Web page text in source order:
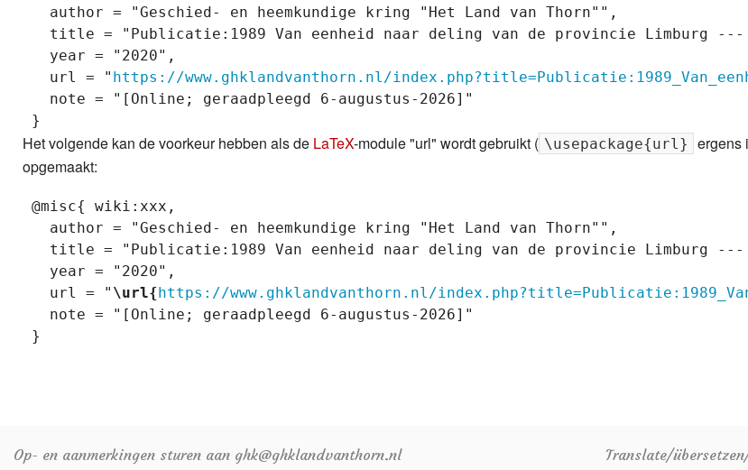
   author = "Geschied- en heemkundige kring "Het Land van Thorn"",
title = "Publicatie:1989 Van eenheid naar deling van de provincie Limburg
   year = "2020",
   url = "
https://www.ghklandvanthorn.nl/
   note = "[Online; geraadpleegd 6-augustus-2026]"
Het volgende kan de voorkeur hebben als de LaTeX-module "url" wordt gebruikt ( \usepackage{url}
ergens
opgemaakt:
@misc{ wiki:xxx,
   author = "Geschied- en heemkundige kring "Het Land van Thorn"",
title = "Publicatie:1989 Van eenheid naar deling van de provincie Limburg
   year = "2020",
   url = "
\url{https://www.ghklandvanthorn.nl/
   note = "[Online; geraadpleegd 6-augustus-2026]"
Op- en aanmerkingen sturen aan ghk@ghklandvanthorn.nl Translate/